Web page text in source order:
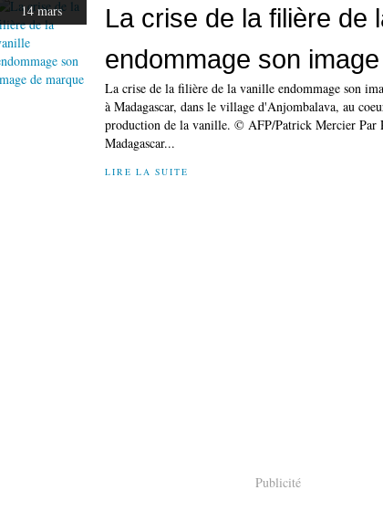
14 mars
La crise de la filière de
endommage son
La crise de la filière de la vanille endommage son
à Madagascar, dans le village d'Anjombalava, au
production de la vanille. © AFP/Patrick Mercier Par
Madagascar...
LIRE LA SUITE
Publicité